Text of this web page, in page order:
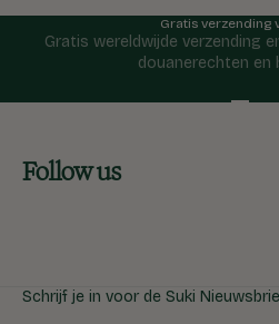
Gratis verzending
Gratis wereldwijde verzending
douanerechten en
Follow us
Schrijf je in voor de Suki